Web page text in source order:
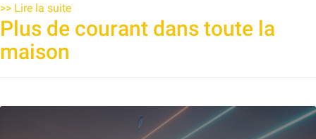
>> Lire la suite
Plus de courant dans toute la
maison